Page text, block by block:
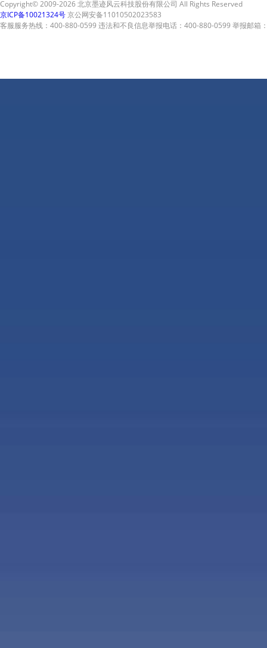
Copyright© 2009-2026 北京墨迹风云科技股份有限公司 All Rights Reserved
京ICP备10021324号京公网安备11010502023583
客服服务热线：400-880-0599 违法和不良信息举报电话：400-880-0599 举报邮箱